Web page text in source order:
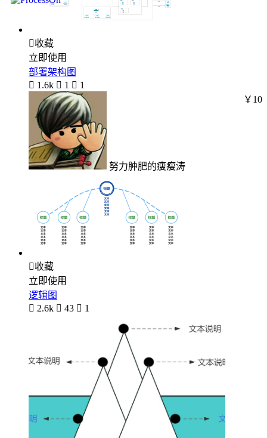
收藏
立即使用
部署架构图
 1.6k  1  1
努力肿肥的瘦瘦涛
￥10
收藏
立即使用
逻辑图
 2.6k  43  1